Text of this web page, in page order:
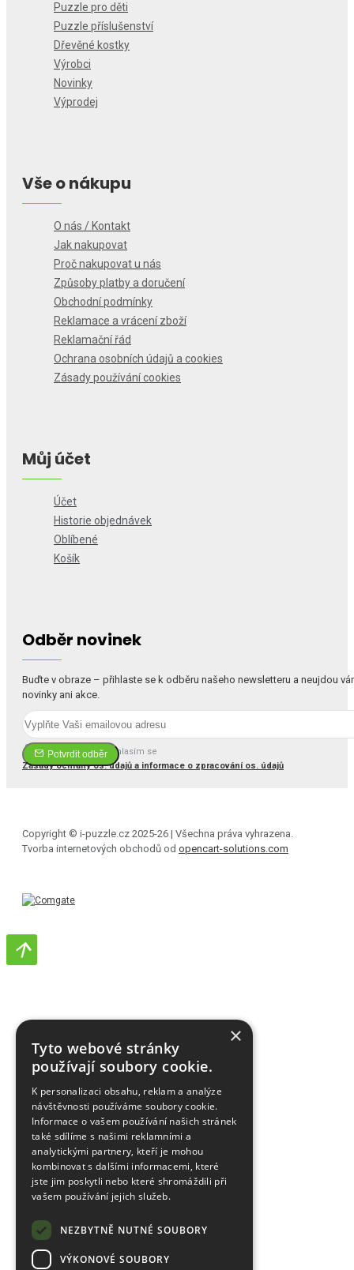
Puzzle pro děti
Puzzle příslušenství
Dřevěné kostky
Výrobci
Novinky
Výprodej
Vše o nákupu
O nás / Kontakt
Jak nakupovat
Proč nakupovat u nás
Způsoby platby a doručení
Obchodní podmínky
Reklamace a vrácení zboží
Reklamační řád
Ochrana osobních údajů a cookies
Zásady používání cookies
Můj účet
Účet
Historie objednávek
Oblíbené
Košík
Odběr novinek
Buďte v obraze – přihlaste se k odběru našeho newsletteru a neujdou
novinky ani akce.
Potvrdit odběr
Četl(a) jsem a souhlasím se
Zásady ochrany os. údajů a informace o zpracování os. údajů
Copyright © i-puzzle.cz 2025-26 | Všechna práva vyhrazena.
Tvorba internetových obchodů od opencart-solutions.com
×
Tyto webové stránky
používají soubory cookie.
K personalizaci obsahu, reklam a analýze
návštěvnosti používáme soubory cookie.
Informace o vašem používání našich stránek
také sdílíme s našimi reklamními a
analytickými partnery, kteří je mohou
kombinovat s dalšími informacemi, které
jste jim poskytli nebo které shromáždili při
vašem používání jejich služeb.
NEZBYTNĚ NUTNÉ SOUBORY
VÝKONOVÉ SOUBORY